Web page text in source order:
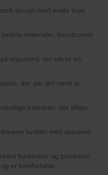
design med enkle linjer
materialer, konstrueret
ergonomi, der sikrer en
der gør det nemt at
træsorter, der tilføjer
kvalitet med skønhed
funktioner og polstrede
er komfortable.